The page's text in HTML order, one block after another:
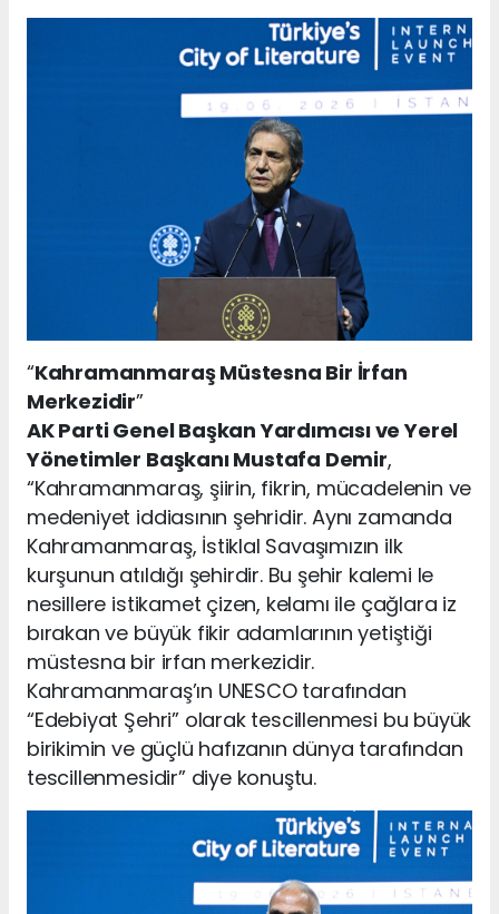
“Kahramanmaraş Müstesna Bir İrfan
Merkezidir”
AK Parti Genel Başkan Yardımcısı ve Yerel
Yönetimler Başkanı Mustafa Demir,
“Kahramanmaraş, şiirin, fikrin, mücadelenin ve
medeniyet iddiasının şehridir. Aynı zamanda
Kahramanmaraş, İstiklal Savaşımızın ilk
kurşunun atıldığı şehirdir. Bu şehir kalemi le
nesillere istikamet çizen, kelamı ile çağlara iz
bırakan ve büyük fikir adamlarının yetiştiği
müstesna bir irfan merkezidir.
Kahramanmaraş’ın UNESCO tarafından
“Edebiyat Şehri” olarak tescillenmesi bu büyük
birikimin ve güçlü hafızanın dünya tarafından
tescillenmesidir” diye konuştu.